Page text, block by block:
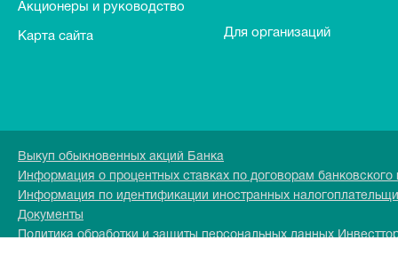
Акционеры и руководство
Карта сайта Для организаций
Выкуп обыкновенных акций Банка
Информация о процентных ставках по договорам
Информация по идентификации иностранных
Документы
Политика обработки и защиты персональных данных